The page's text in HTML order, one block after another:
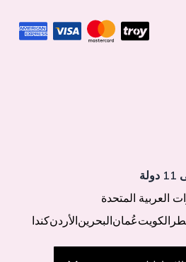
العربية المتحدة
الكويتعُمانالبحرينالأردنكندا